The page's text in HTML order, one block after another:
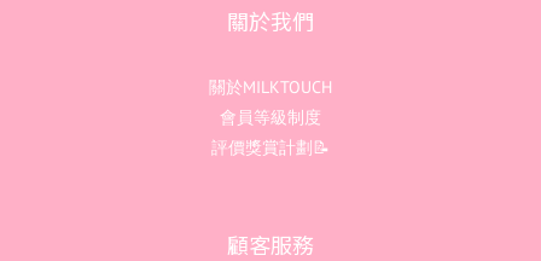
關於我們
關於MILKTOUCH
會員等級制度
評價獎賞計劃📝
顧客服務